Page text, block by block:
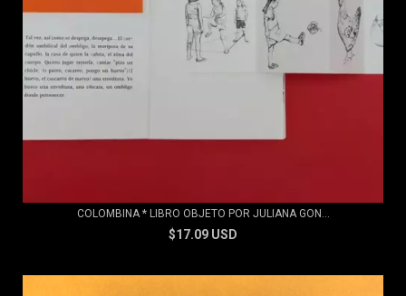
COLOMBINA * LIBRO OBJETO POR JULIANA GON...
$17.09 USD